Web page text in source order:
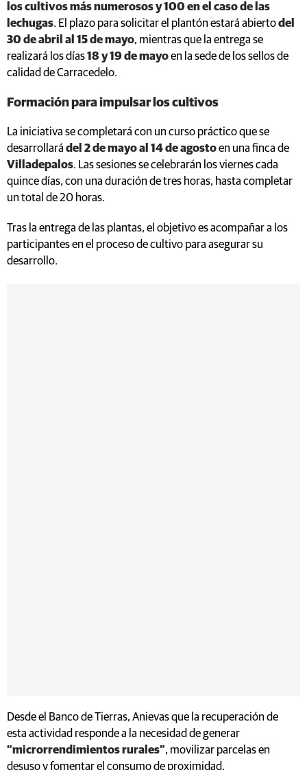
los cultivos más numerosos y 100 en el caso de las
lechugas. El plazo para solicitar el plantón estará abiertodel
30 de abril al 15 de mayo, mientras que la entrega se
realizará los días18 y 19 de mayoen la sede de los sellos de
calidad de Carracedelo.
Formación para impulsar los cultivos
La iniciativa se completará con un curso práctico que se
desarrollará del 2 de mayo al 14 de agostoen una finca de
Villadepalos. Las sesiones se celebrarán los viernes cada
quince días, con una duración de tres horas, hasta completar
un total de 20 horas.
Tras la entrega de las plantas, el objetivo es acompañar a los
participantes en el proceso de cultivo para asegurar su
desarrollo.
Desde el Banco de Tierras, Anievas que la recuperación de
esta actividad responde a la necesidad de generar
“microrrendimientos rurales”, movilizar parcelas en
desuso y fomentar el consumo de proximidad.